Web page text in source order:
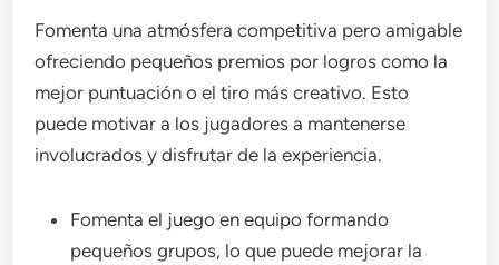
Fomenta una atmósfera competitiva pero amigable
ofreciendo pequeños premios por logros como la
mejor puntuación o el tiro más creativo. Esto
puede motivar a los jugadores a mantenerse
involucrados y disfrutar de la experiencia.
Fomenta el juego en equipo formando
pequeños grupos, lo que puede mejorar la